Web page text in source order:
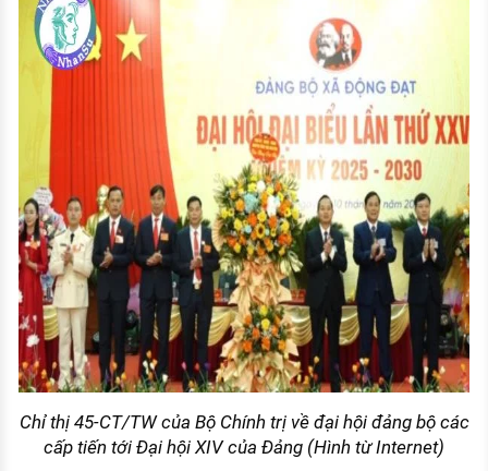
Chỉ thị 45-CT/TW của Bộ Chính trị về đại hội đảng bộ các
cấp tiến tới Đại hội XIV của Đảng (Hình từ Internet)